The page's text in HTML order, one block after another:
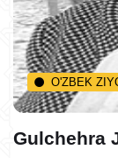
O'ZBEK
Gulchehra